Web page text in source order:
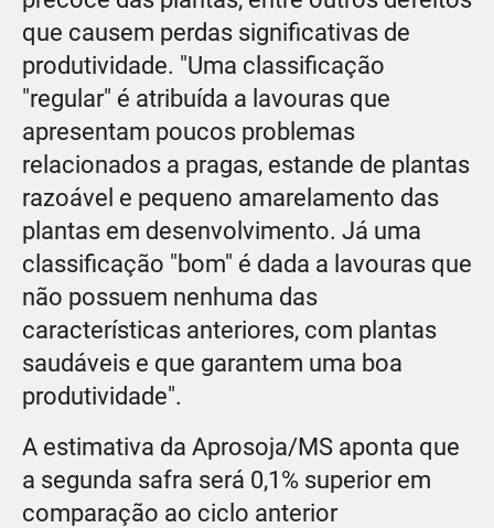
que causem perdas significativas de
produtividade. "Uma classificação
"regular" é atribuída a lavouras que
apresentam poucos problemas
relacionados a pragas, estande de plantas
razoável e pequeno amarelamento das
plantas em desenvolvimento. Já uma
classificação "bom" é dada a lavouras que
não possuem nenhuma das
características anteriores, com plantas
saudáveis e que garantem uma boa
produtividade".
A estimativa da Aprosoja/MS aponta que
a segunda safra será 0,1% superior em
comparação ao ciclo anterior